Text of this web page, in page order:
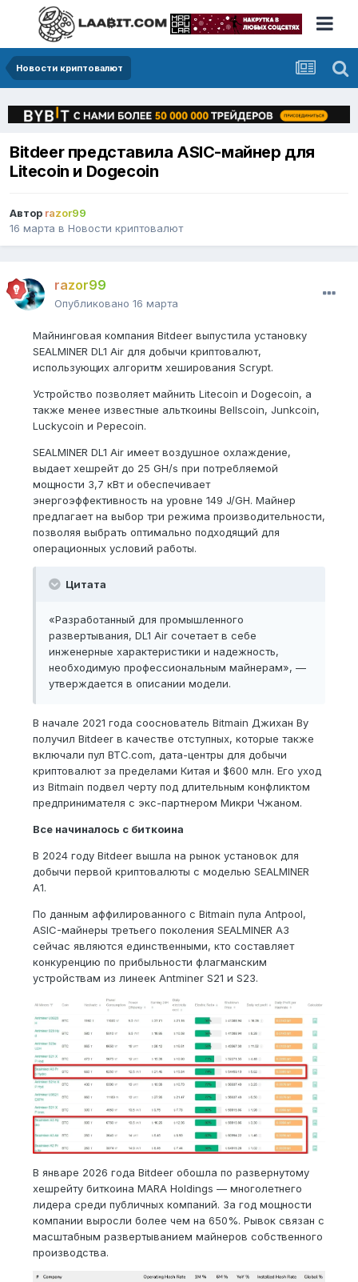
Новости криптовалют
Bitdeer представила ASIC-майнер для
Litecoin и Dogecoin
Автор razor99
16 марта в Новости криптовалют
razor99
Опубликовано 16 марта
Майнинговая компания Bitdeer выпустила установку
SEALMINER DL1 Air для добычи криптовалют,
использующих алгоритм хеширования Scrypt.
Устройство позволяет майнить Litecoin и Dogecoin, а
также менее известные альткоины Bellscoin, Junkcoin,
Luckycoin и Pepecoin.
SEALMINER DL1 Air имеет воздушное охлаждение,
выдает хешрейт до 25 GH/s при потребляемой
мощности 3,7 кВт и обеспечивает
энергоэффективность на уровне 149 J/GH. Майнер
предлагает на выбор три режима производительности,
позволяя выбрать оптимально подходящий для
операционных условий работы.
Цитата
«Разработанный для промышленного
развертывания, DL1 Air сочетает в себе
инженерные характеристики и надежность,
необходимую профессиональным майнерам», —
утверждается в описании модели.
В начале 2021 года сооснователь Bitmain Джихан Ву
получил Bitdeer в качестве отступных, которые также
включали пул BTC.com, дата-центры для добычи
криптовалют за пределами Китая и $600 млн. Его уход
из Bitmain подвел черту под длительным конфликтом
предпринимателя с экс-партнером Микри Чжаном.
Все начиналось с биткоина
В 2024 году Bitdeer вышла на рынок установок для
добычи первой криптовалюты с моделью SEALMINER
A1.
По данным аффилированного с Bitmain пула Antpool,
ASIC-майнеры третьего поколения SEALMINER A3
сейчас являются единственными, кто составляет
конкуренцию по прибыльности флагманским
устройствам из линеек Antminer S21 и S23.
В январе 2026 года Bitdeer обошла по развернутому
хешрейту биткоина MARA Holdings — многолетнего
лидера среди публичных компаний. За год мощности
компании выросли более чем на 650%. Рывок связан с
масштабным развертыванием майнеров собственного
производства.